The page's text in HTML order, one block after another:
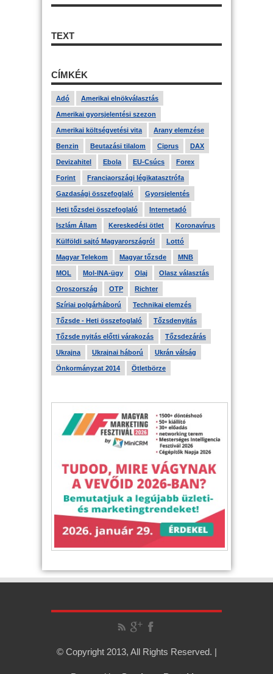
TEXT
CÍMKÉK
Adó Amerikai elnökválasztás
Amerikai gyorsjelentési szezon
Amerikai költségvetési vita Arany elemzése
Benzin Beutazási tilalom Ciprus DAX
Devizahitel Ebola EU-Csúcs Forex
Forint Franciaországi légikatasztrófa
Gazdasági összefoglaló Gyorsjelentés
Heti tőzsdei összefoglaló Internetadó
Iszlám Állam Kereskedési ötlet Koronavírus
Külföldi sajtó Magyarországról Lottó
Magyar Telekom Magyar tőzsde MNB
MOL Mol-INA-ügy Olaj Olasz választás
Oroszország OTP Richter
Szíriai polgárháború Technikai elemzés
Tőzsde - Heti összefoglaló Tőzsdenyitás
Tőzsde nyitás előtti várakozás Tőzsdezárás
Ukrajna Ukrajnai háború Ukrán válság
Önkormányzat 2014 Ötletbörze
© Copyright 2013, All Rights Reserved. |